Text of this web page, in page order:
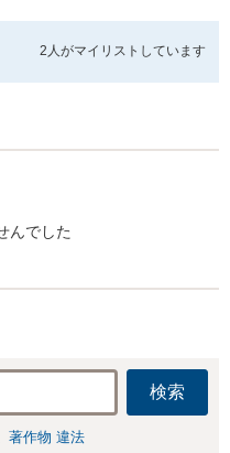
2人がマイリストしています
んでした
検索
著作物 違法